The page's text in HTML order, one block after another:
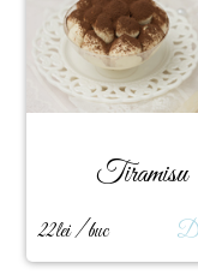
Tiramisu
22lei / buc